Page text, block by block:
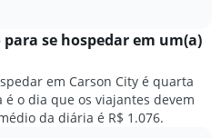
se hospedar em um(a)
em Carson City é quarta
é o dia que os viajantes devem
da diária é R$ 1.076.